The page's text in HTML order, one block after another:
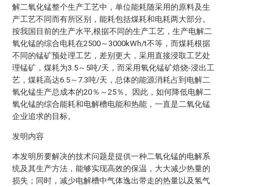
解二氧化锰整个生产工艺中，单位能耗随采用的原料及生
产工艺不同而有所区别，能耗包括煤耗和电耗两大部分。
按我国目前的生产水平,根据不同的生产工艺，生产电解二
氧化锰的综合电耗在2500～3000kWh/t不等，而煤耗根据
不同的锰矿预处理工艺，差别更大，采用直接浸取工艺处
理锰矿，煤耗为3.5～5吨/天，而采用氧化锰矿焙烧-浸出工
艺，煤耗高达6.5～7.3吨/天，总体的能源消耗占到电解二
氧化锰生产总成本的20％～25％。因此，如何降低电解二
氧化锰的综合能耗和电解槽电能和热能，一直是二氧化锰
企业追求的目标。
发明内容
本发明所要解决的技术问题是提供一种二氧化锰的电解系
统及其生产方法，能够实现高效的保温，大大减少热量的
损失；同时，减少电解槽中气体逸出带走的热量以及氢气